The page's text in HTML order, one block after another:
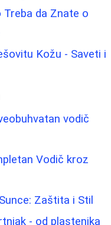
Treba da Znate o
Kožu - Saveti i
vodič
Vodič kroz
Zaštita i Stil
- od plastenika